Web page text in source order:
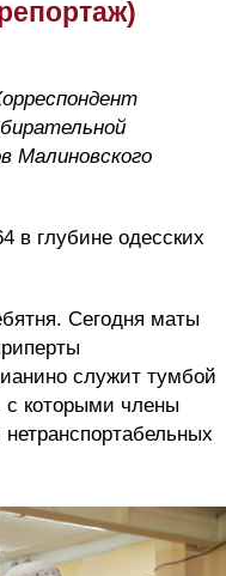
Малиновского
в глубине одесских
Сегодня маты
служит тумбой
с которыми члены